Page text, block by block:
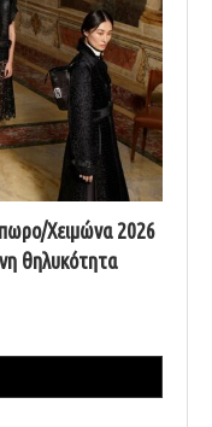
Χειμώνα 2026
θηλυκότητα